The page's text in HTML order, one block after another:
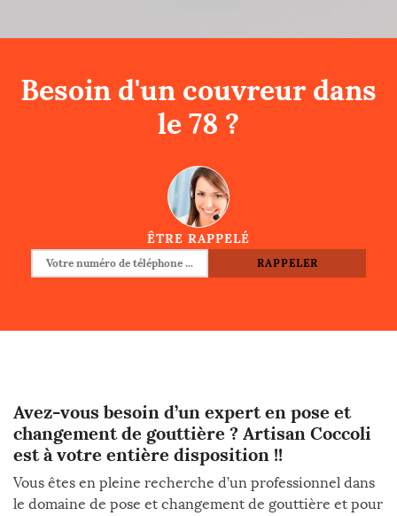
Besoin d'un couvreur dans
le 78 ?
ÊTRE RAPPELÉ
Avez-vous besoin d’un expert en pose et
changement de gouttière ? Artisan Coccoli
est à votre entière disposition !!
Vous êtes en pleine recherche d’un professionnel dans
le domaine de pose et changement de gouttière et pour